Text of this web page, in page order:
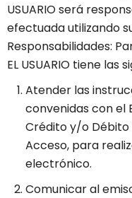
USUARIO será
efectuada utilizando
Responsabilidades:
EL USUARIO tiene las
Atender las
convenidas con el
Crédito y/o Débito
Acceso, para
electrónico.
Comunicar al